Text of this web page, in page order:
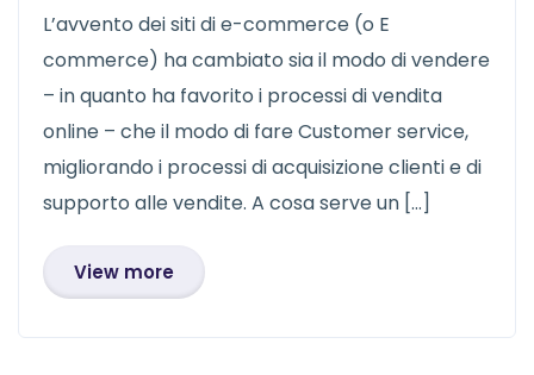
L’avvento dei siti di e-commerce (o E
commerce) ha cambiato sia il modo di vendere
– in quanto ha favorito i processi di vendita
online – che il modo di fare Customer service,
migliorando i processi di acquisizione clienti e di
supporto alle vendite. A cosa serve un […]
View more